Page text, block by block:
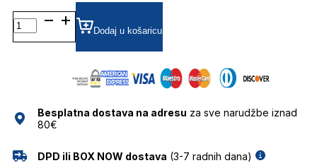
FOS2129/G/S
GRADIJENT SUNČANE
NAOČALE
Dodaj u košaricu
Besplatna dostava na adresu za sve narudžbe iznad
80€
DPD ili BOX NOW dostava (3-7 radnih dana)